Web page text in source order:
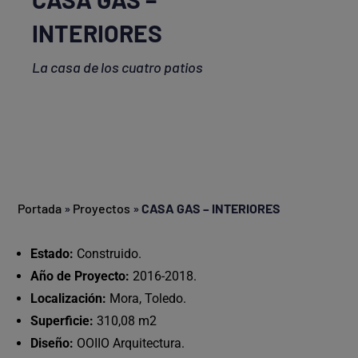
INTERIORES
La casa de los cuatro patios
Portada » Proyectos »CASA GAS – INTERIORES
Estado: Construido.
Año de Proyecto: 2016-2018.
Localización: Mora, Toledo.
Superficie: 310,08 m2
Diseño: OOIIO Arquitectura.